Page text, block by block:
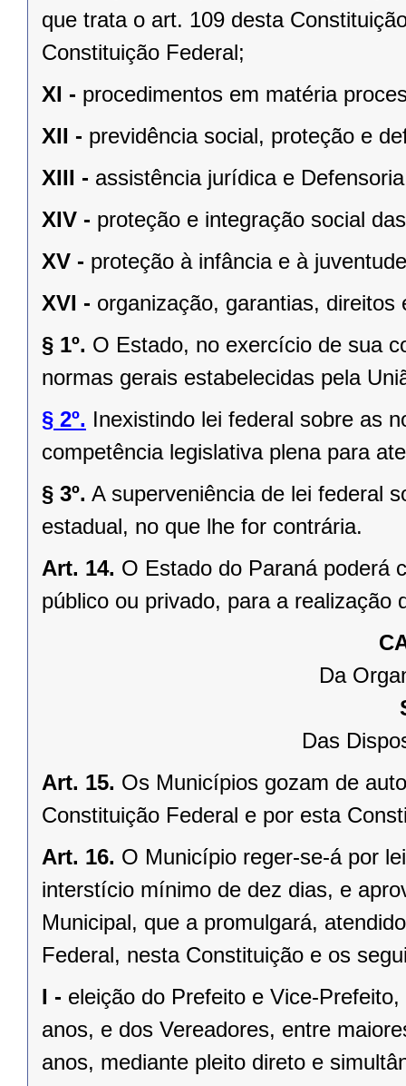
que trata o art. 109 desta
Constituição Federal;
XI - procedimentos em matéria
XII - previdência social, proteção e
XIII - assistência jurídica e
XIV - proteção e integração social
XV - proteção à infância e à
XVI - organização, garantias,
§ 1º. O Estado, no exercício de sua
normas gerais estabelecidas pela
§ 2º. Inexistindo lei federal sobre as
competência legislativa plena para
§ 3º. A superveniência de lei federal
estadual, no que lhe for contrária.
Art. 14. O Estado do Paraná poderá
público ou privado, para a realização
Da
Das
Art. 15. Os Municípios gozam de
Constituição Federal e por esta
Art. 16. O Município reger-se-á por
interstício mínimo de dez dias, e
Municipal, que a promulgará,
Federal, nesta Constituição e os
I - eleição do Prefeito e Vice-
anos, e dos Vereadores, entre
anos, mediante pleito direto e